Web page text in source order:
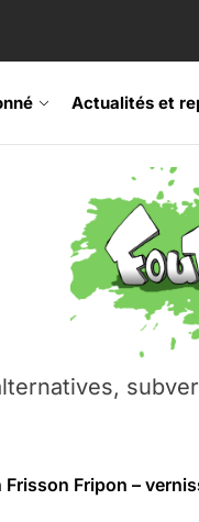
Actualités et
Fripon –
Festival –
– Ŝtono, un livre
contre
Fripon –